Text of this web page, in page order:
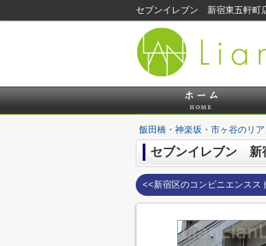
セブンイレブン 新宿東五軒町
飯田橋・神楽坂・市ヶ谷のリ
セブンイレブン 新
<<新宿区のコンビニエンスス